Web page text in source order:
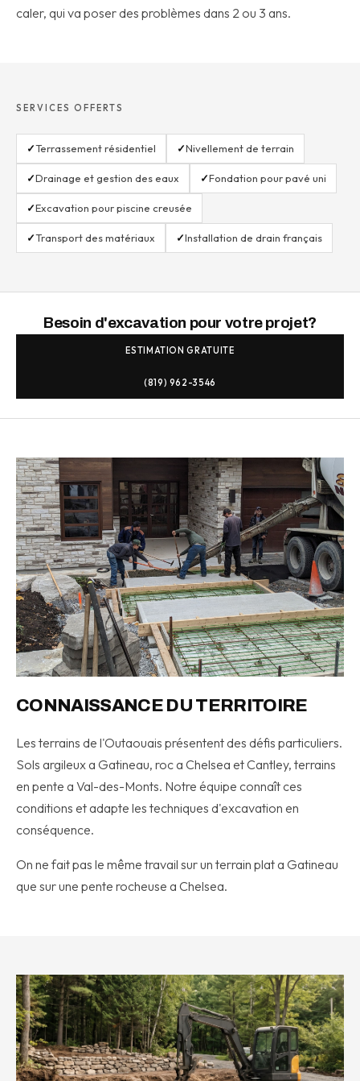
caler, qui va poser des problèmes dans 2 ou 3 ans.
SERVICES OFFERTS
✓Terrassement résidentiel ✓Nivellement de terrain
✓Drainage et gestion des eaux ✓Fondation pour pavé uni
✓Excavation pour piscine creusée
✓Transport des matériaux ✓Installation de drain français
Besoin d'excavation pour votre projet?
ESTIMATION GRATUITE
(819) 962-3546
CONNAISSANCE DU TERRITOIRE
Les terrains de l'Outaouais présentent des défis particuliers.
Sols argileux a Gatineau, roc a Chelsea et Cantley, terrains
en pente a Val-des-Monts. Notre équipe connaît ces
conditions et adapte les techniques d'excavation en
conséquence.
On ne fait pas le même travail sur un terrain plat a Gatineau
que sur une pente rocheuse a Chelsea.